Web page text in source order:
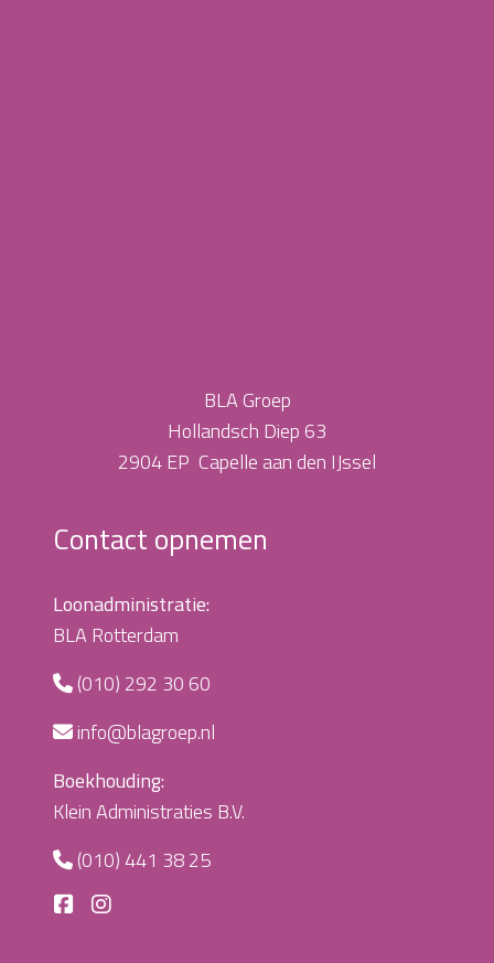
BLA Groep
Hollandsch Diep 63
2904 EP Capelle aan den IJssel
Contact opnemen
Loonadministratie:
BLA Rotterdam
(010) 292 30 60
info@blagroep.nl
Boekhouding:
Klein Administraties B.V.
(010) 441 38 25